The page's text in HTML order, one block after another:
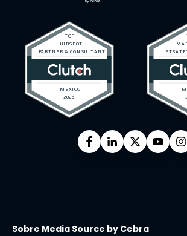
Sobre Media Source by Cebra